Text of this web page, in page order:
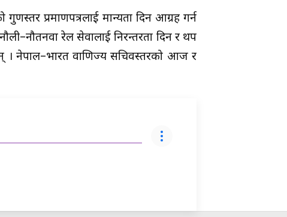
प्रमाणपत्रलाई मान्यता दिन आग्रह गर्न
रेल सेवालाई निरन्तरता दिन र थप
। नेपाल–भारत वाणिज्य सचिवस्तरको आज र